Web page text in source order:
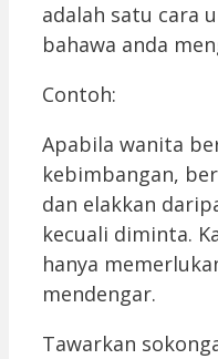
adalah satu cara
bahawa anda
Contoh:
Apabila wanita
kebimbangan,
dan elakkan
kecuali diminta.
hanya
mendengar.
Tawarkan